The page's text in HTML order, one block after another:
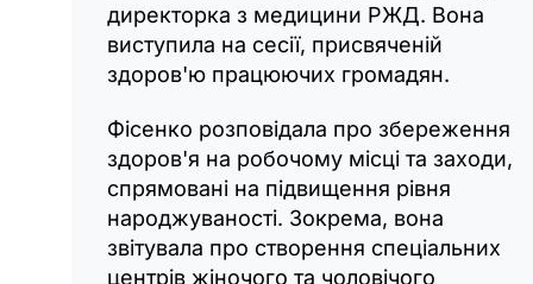
директорка з медицини РЖД. Вона
виступила на сесії, присвяченій
здоров'ю працюючих громадян.
Фісенко розповідала про збереження
здоров'я на робочому місці та заходи,
спрямовані на підвищення рівня
народжуваності. Зокрема, вона
звітувала про створення спеціальних
центрів жіночого та чоловічого